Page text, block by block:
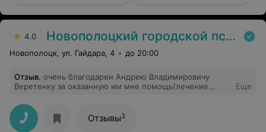
4.0 Новополоцкий городской психоневрологический диспансер
Новополоцк, ул. Гайдара, 4 до 20:00
Отзыв. очень благодарен Андрею Владимировичу
Веретенку за оказанную им мне помощь(лечение
Еще
Отзывы3